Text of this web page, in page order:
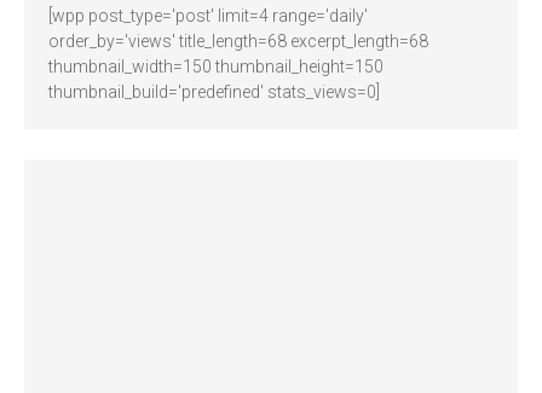
[wpp post_type='post' limit=4 range='daily'
order_by='views' title_length=68 excerpt_length=68
thumbnail_width=150 thumbnail_height=150
thumbnail_build='predefined' stats_views=0]